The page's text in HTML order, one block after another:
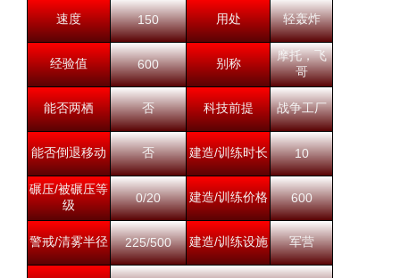
速度 150 用处 轻轰炸
经验值 600 别称
摩托，飞
哥
能否两栖 否 科技前提 战争工厂
能否倒退移动 否 建造/训练时长 10
碾压/被碾压等
级
0/20 建造/训练价格 600
警戒/清雾半径 225/500 建造/训练设施 军营